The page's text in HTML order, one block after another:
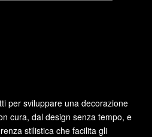
per sviluppare una decorazione
cura, dal design senza tempo, e
stilistica che facilita gli